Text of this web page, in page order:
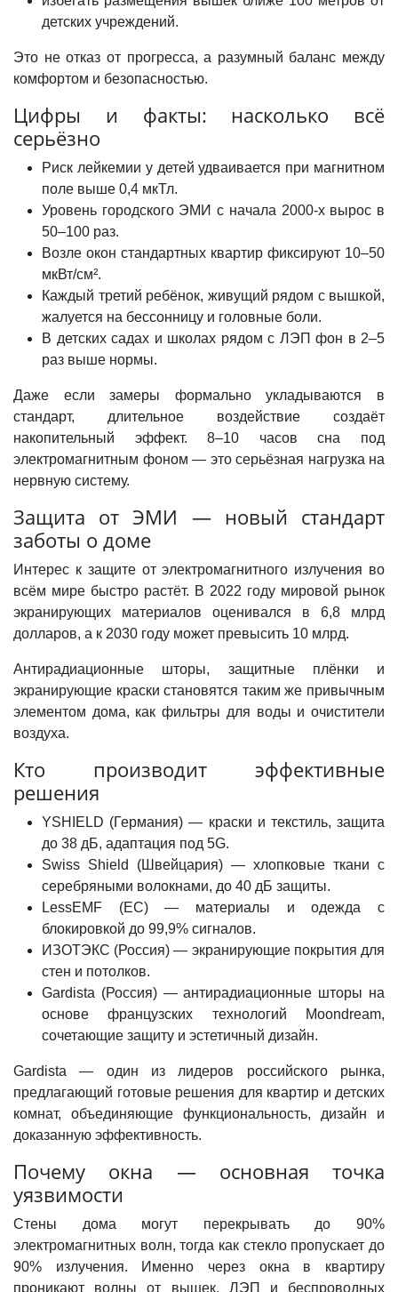
детских учреждений.
Это не отказ от прогресса, а разумный баланс между
комфортом и безопасностью.
Цифры и факты: насколько всё
серьёзно
Риск лейкемии у детей удваивается при магнитном
поле выше 0,4 мкТл.
Уровень городского ЭМИ с начала 2000-х вырос в
50–100 раз.
Возле окон стандартных квартир фиксируют 10–50
мкВт/см².
Каждый третий ребёнок, живущий рядом с вышкой,
жалуется на бессонницу и головные боли.
В детских садах и школах рядом с ЛЭП фон в 2–5
раз выше нормы.
Даже если замеры формально укладываются в
стандарт, длительное воздействие создаёт
накопительный эффект. 8–10 часов сна под
электромагнитным фоном — это серьёзная нагрузка на
нервную систему.
Защита от ЭМИ — новый стандарт
заботы о доме
Интерес к защите от электромагнитного излучения во
всём мире быстро растёт. В 2022 году мировой рынок
экранирующих материалов оценивался в 6,8 млрд
долларов, а к 2030 году может превысить 10 млрд.
Антирадиационные шторы, защитные плёнки и
экранирующие краски становятся таким же привычным
элементом дома, как фильтры для воды и очистители
воздуха.
Кто производит эффективные
решения
YSHIELD (Германия) — краски и текстиль, защита
до 38 дБ, адаптация под 5G.
Swiss Shield (Швейцария) — хлопковые ткани с
серебряными волокнами, до 40 дБ защиты.
LessEMF (ЕС) — материалы и одежда с
блокировкой до 99,9% сигналов.
ИЗОТЭКС (Россия) — экранирующие покрытия для
стен и потолков.
Gardista (Россия) — антирадиационные шторы на
основе французских технологий Moondream,
сочетающие защиту и эстетичный дизайн.
Gardista — один из лидеров российского рынка,
предлагающий готовые решения для квартир и детских
комнат, объединяющие функциональность, дизайн и
доказанную эффективность.
Почему окна — основная точка
уязвимости
Стены дома могут перекрывать до 90%
электромагнитных волн, тогда как стекло пропускает до
90% излучения. Именно через окна в квартиру
проникают волны от вышек, ЛЭП и беспроводных